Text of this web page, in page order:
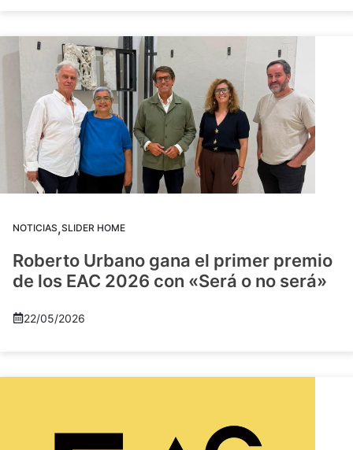
NOTICIAS,SLIDER HOME
Roberto Urbano gana el primer premio
de los EAC 2026 con «Será o no será»
22/05/2026